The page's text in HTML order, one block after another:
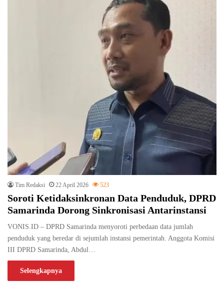
Tim Redaksi 22 April 2026 523
Soroti Ketidaksinkronan Data Penduduk, DPRD
Samarinda Dorong Sinkronisasi Antarinstansi
VONIS.ID – DPRD Samarinda menyoroti perbedaan data jumlah
penduduk yang beredar di sejumlah instansi pemerintah. Anggota Komisi
III DPRD Samarinda, Abdul…
Selengkapnya